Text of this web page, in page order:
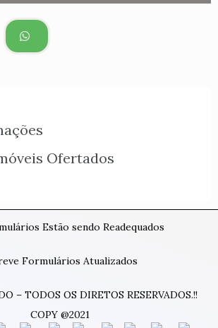
Ofertados
Estão sendo Readequados
Formulários Atualizados
– TODOS OS DIRETOS RESERVADOS.!!
COPY @2021